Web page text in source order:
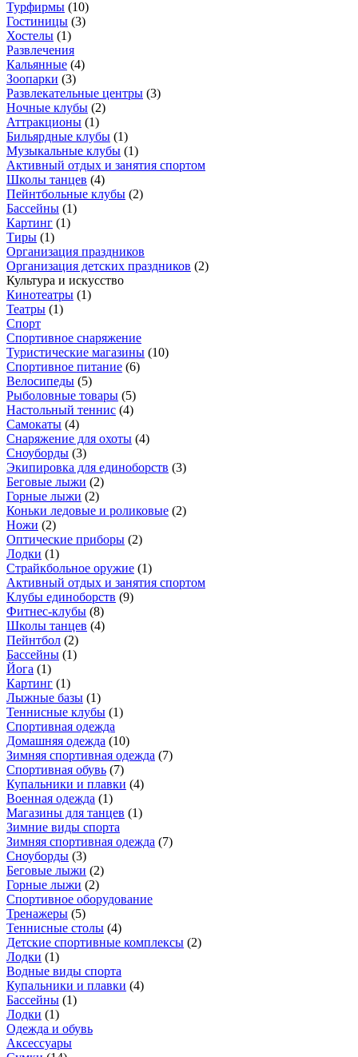
Турфирмы (10)
Гостиницы (3)
Хостелы (1)
Развлечения
Кальянные (4)
Зоопарки (3)
Развлекательные центры (3)
Ночные клубы (2)
Аттракционы (1)
Бильярдные клубы (1)
Музыкальные клубы (1)
Активный отдых и занятия спортом
Школы танцев (4)
Пейнтбольные клубы (2)
Бассейны (1)
Картинг (1)
Тиры (1)
Организация праздников
Организация детских праздников (2)
Культура и искусство
Кинотеатры (1)
Театры (1)
Спорт
Спортивное снаряжение
Туристические магазины (10)
Спортивное питание (6)
Велосипеды (5)
Рыболовные товары (5)
Настольный теннис (4)
Самокаты (4)
Снаряжение для охоты (4)
Сноуборды (3)
Экипировка для единоборств (3)
Беговые лыжи (2)
Горные лыжи (2)
Коньки ледовые и роликовые (2)
Ножи (2)
Оптические приборы (2)
Лодки (1)
Страйкбольное оружие (1)
Активный отдых и занятия спортом
Клубы единоборств (9)
Фитнес-клубы (8)
Школы танцев (4)
Пейнтбол (2)
Бассейны (1)
Йога (1)
Картинг (1)
Лыжные базы (1)
Теннисные клубы (1)
Спортивная одежда
Домашняя одежда (10)
Зимняя спортивная одежда (7)
Спортивная обувь (7)
Купальники и плавки (4)
Военная одежда (1)
Магазины для танцев (1)
Зимние виды спорта
Зимняя спортивная одежда (7)
Сноуборды (3)
Беговые лыжи (2)
Горные лыжи (2)
Спортивное оборудование
Тренажеры (5)
Теннисные столы (4)
Детские спортивные комплексы (2)
Лодки (1)
Водные виды спорта
Купальники и плавки (4)
Бассейны (1)
Лодки (1)
Одежда и обувь
Аксессуары